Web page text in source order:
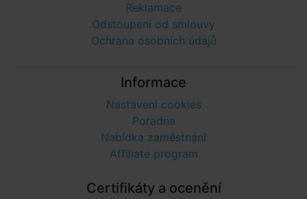
Reklamace
Odstoupení od smlouvy
Ochrana osobních údajů
Informace
Nastavení cookies
Poradna
Nabídka zaměstnání
Affiliate program
Certifikáty a ocenění